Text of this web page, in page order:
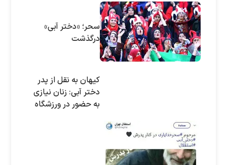
سحر؛ «دختر آبی»
درگذشت
کیهان به نقل از پدر
دختر آبی: زنان نیازی
به حضور در ورزشگاه